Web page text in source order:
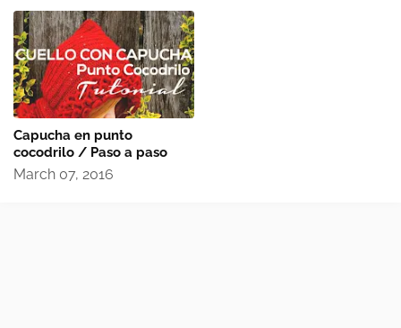
Capucha en punto
cocodrilo / Paso a paso
March 07, 2016